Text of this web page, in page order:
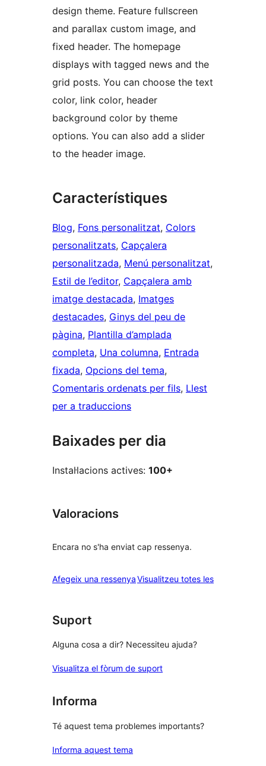
design theme. Feature fullscreen
and parallax custom image, and
fixed header. The homepage
displays with tagged news and the
grid posts. You can choose the text
color, link color, header
background color by theme
options. You can also add a slider
to the header image.
Característiques
Blog, Fons personalitzat, Colors
personalitzats, Capçalera
personalitzada, Menú personalitzat
Estil de l’editor, Capçalera amb
imatge destacada, Imatges
destacades, Ginys del peu de
pàgina, Plantilla d’amplada
completa, Una columna, Entrada
fixada, Opcions del tema
Comentaris ordenats per fils, Llest
per a traduccions
Baixades per dia
Instal·lacions actives: 100+
Valoracions
Encara no s'ha enviat cap ressenya.
Afegeix una ressenyaVisualitzeu totes lesressenyes
Suport
Alguna cosa a dir? Necessiteu ajuda?
Visualitza el fòrum de suport
Informa
Té aquest tema problemes importants?
Informa aquest tema